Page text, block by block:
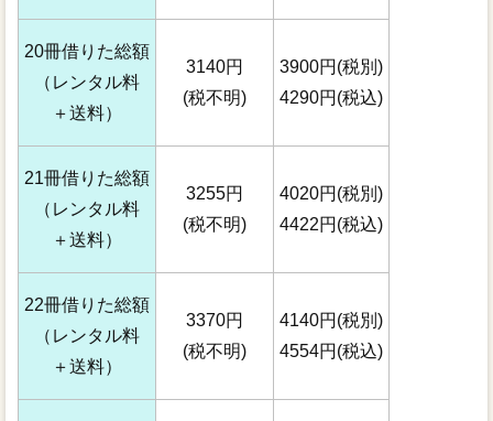
20冊借りた総額
（レンタル料
＋送料）
3140円
(税不明)
3900円(税別)
4290円(税込)
21冊借りた総額
（レンタル料
＋送料）
3255円
(税不明)
4020円(税別)
4422円(税込)
22冊借りた総額
（レンタル料
＋送料）
3370円
(税不明)
4140円(税別)
4554円(税込)